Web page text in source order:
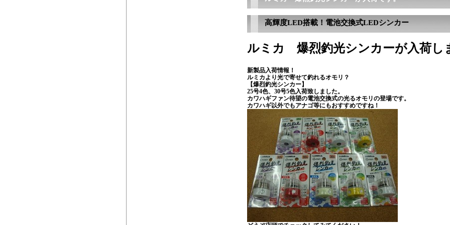
高輝度LED搭載！電池交換式LEDシンカー
ルミカ 爆烈釣光シンカーが入荷し
新製品入荷情報！
ルミカより光で寄せて釣れるオモリ？
【爆烈釣光シンカー】
25号4色、 30号5色入荷致しました。
カワハギファン待望の電池交換式の光るオモリの登場です。
カワハギ以外でもアナゴ等にもおすすめですね！